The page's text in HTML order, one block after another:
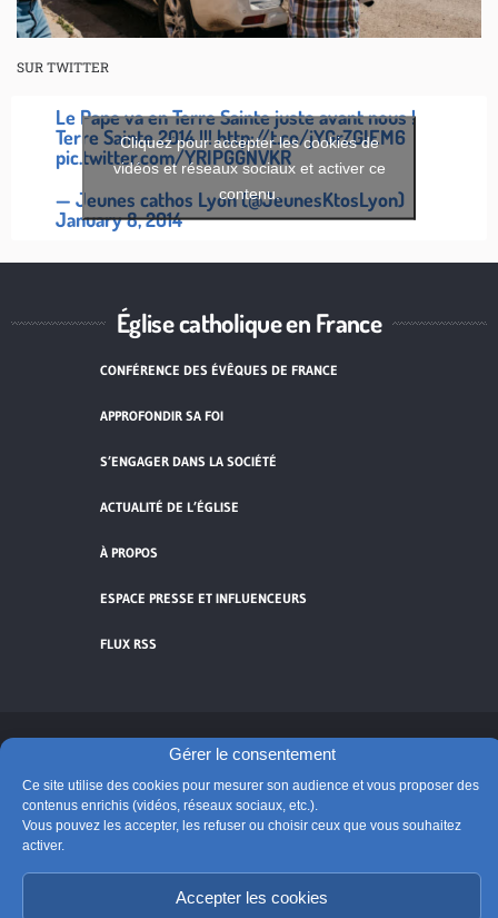
Gérer le consentement
Ce site utilise des cookies pour mesurer son audience et vous proposer des
contenus enrichis (vidéos, réseaux sociaux, etc.).
Vous pouvez les accepter, les refuser ou choisir ceux que vous souhaitez
activer.
Accepter les cookies
SUR TWITTER
Le Pape va en Terre Sainte juste avant nous !
Terre Sainte 2014 !!!http://t.co/jYGrZGIEM6
pic.twitter.com/YRIPGGNVKR
— Jeunes cathos Lyon (@JeunesKtosLyon)
January 8, 2014
Cliquez pour accepter les cookies de
vidéos et réseaux sociaux et activer ce
contenu.
Église catholique en France
CONFÉRENCE DES ÉVÊQUES DE FRANCE
APPROFONDIR SA FOI
S’ENGAGER DANS LA SOCIÉTÉ
ACTUALITÉ DE L’ÉGLISE
À PROPOS
ESPACE PRESSE ET INFLUENCEURS
FLUX RSS
Cliquez pour accepter les cookies de
vidéos et réseaux sociaux et activer ce
contenu.
© Église catholique en France
Édité par la Conférence des évêques de France